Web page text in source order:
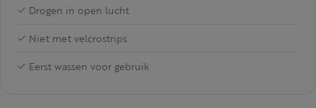
Drogen in open lucht
Niet met velcrostrips
Eerst wassen voor gebruik